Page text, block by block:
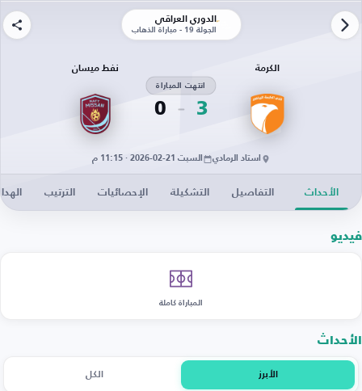
الدوري العراقي
الجولة 19 - مباراة الذهاب
الكرمة
3
انتهت المباراة
0
نفط ميسان
استاد الرمادي السبت 21-02-2026 · 11:15 م
الأحداث التفاصيل التشكيلة الإحصائيات الترتيب
فيديو
المباراة كاملة
الأحداث
الأبرز الكل